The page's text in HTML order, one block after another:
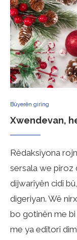
Bûyerên girîng
Xwendevan,
Rêdaksîyona
sersala we pîroz
dijwarîyên cidî
digeriyan. Wê
bo gotinên me bi
me ya edîtorî